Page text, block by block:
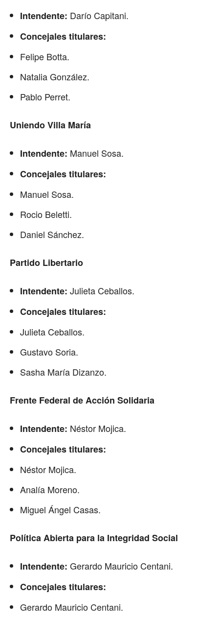
Intendente: Darío Capitani.
Concejales titulares:
Felipe Botta.
Natalia González.
Pablo Perret.
Uniendo Villa María
Intendente: Manuel Sosa.
Concejales titulares:
Manuel Sosa.
Rocio Beletti.
Daniel Sánchez.
Partido Libertario
Intendente: Julieta Ceballos.
Concejales titulares:
Julieta Ceballos.
Gustavo Soria.
Sasha María Dizanzo.
Frente Federal de Acción Solidaria
Intendente: Néstor Mojica.
Concejales titulares:
Néstor Mojica.
Analía Moreno.
Miguel Ángel Casas.
Política Abierta para la Integridad Social
Intendente: Gerardo Mauricio Centani.
Concejales titulares:
Gerardo Mauricio Centani.